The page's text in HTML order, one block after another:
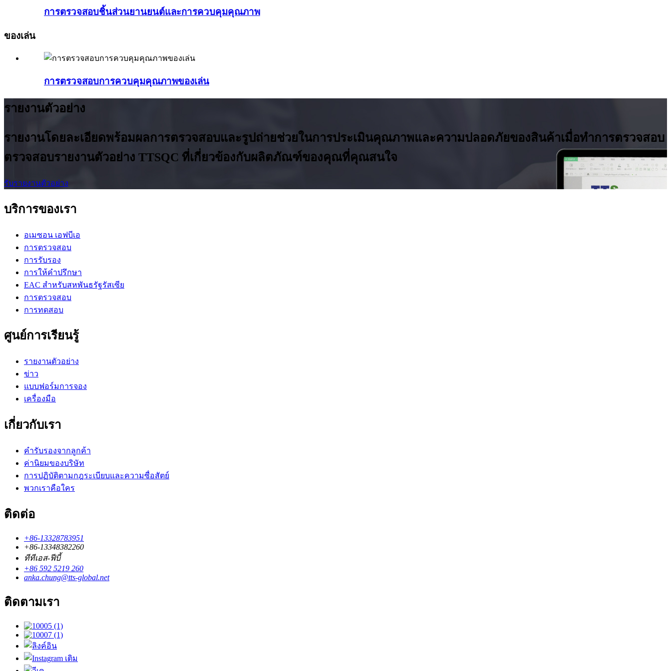
การตรวจสอบชิ้นส่วนยานยนต์และการควบคุมคุณภาพ
ของเล่น
การตรวจสอบการควบคุมคุณภาพของเล่น
รายงานตัวอย่าง
รายงานโดยละเอียดพร้อมผลการตรวจสอบและรูปถ่ายช่วยในการประเมินคุณภาพและความปลอดภัยของสินค้าเมื่อทำการตรวจสอบ
ตรวจสอบรายงานตัวอย่าง TTSQC ที่เกี่ยวข้องกับผลิตภัณฑ์ของคุณที่คุณสนใจ
รับรายงานตัวอย่าง
บริการของเรา
อเมซอน เอฟบีเอ
การตรวจสอบ
การรับรอง
การให้คำปรึกษา
EAC สำหรับสหพันธรัฐรัสเซีย
การตรวจสอบ
การทดสอบ
ศูนย์การเรียนรู้
รายงานตัวอย่าง
ข่าว
แบบฟอร์มการจอง
เครื่องมือ
เกี่ยวกับเรา
คำรับรองจากลูกค้า
ค่านิยมของบริษัท
การปฏิบัติตามกฎระเบียบและความซื่อสัตย์
พวกเราคือใคร
ติดต่อ
+86-13328783951
+86-13348382260
ทีทีเอส-ฟีบี้
+86 592 5219 260
anka.chung@tts-global.net
ติดตามเรา